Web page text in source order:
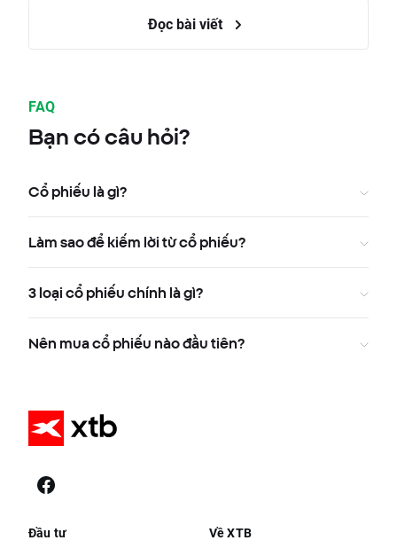
Đọc bài viết
FAQ
Bạn có câu hỏi?
Cổ phiếu là gì?
Làm sao để kiếm lời từ cổ phiếu?
3 loại cổ phiếu chính là gì?
Nên mua cổ phiếu nào đầu tiên?
Đầu tư Về XTB